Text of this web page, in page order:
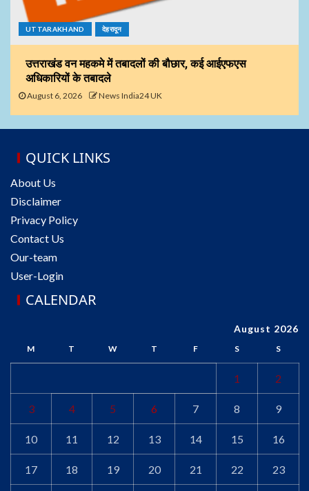
UTTARAKHAND देहरादून
उत्तराखंड वन महकमे में तबादलों की बौछार, कई आईएफएस
अधिकारियों के तबादले
August 6, 2026 News India24 UK
QUICK LINKS
About Us
Disclaimer
Privacy Policy
Contact Us
Our-team
User-Login
CALENDAR
August 2026
M T W T F S S
1 2
3 4 5 6 7 8 9
10 11 12 13 14 15 16
17 18 19 20 21 22 23